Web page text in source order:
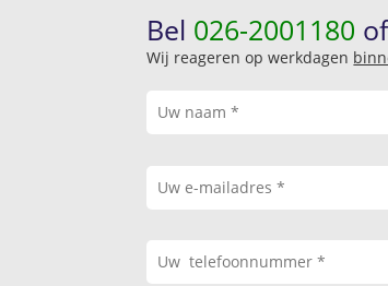
Bel 026-2001180
Wij reageren op werkdagen